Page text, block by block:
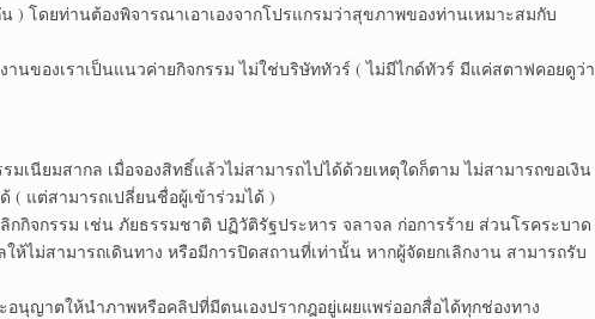
) โดยท่านต้องพิจารณาเอาเองจากโปรแกรมว่าสุขภาพของท่านเหมาะสมกับ
านของเราเป็นแนวค่ายกิจกรรม ไม่ใช่บริษัททัวร์ ( ไม่มีไกด์ทัวร์ มีแค่สตาฟคอยดูว่า
เนียมสากล เมื่อจองสิทธิ์แล้วไม่สามารถไปได้ด้วยเหตุใดก็ตาม ไม่สามารถขอเงิน
( แต่สามารถเปลี่ยนชื่อผู้เข้าร่วมได้ )
กกิจกรรม เช่น ภัยธรรมชาติ ปฏิวัติรัฐประหาร จลาจล ก่อการร้าย ส่วนโรคระบาด
ห้ไม่สามารถเดินทาง หรือมีการปิดสถานที่เท่านั้น หากผู้จัดยกเลิกงาน สามารถรับ
นุญาตให้นำภาพหรือคลิปที่มีตนเองปรากฎอยู่เผยแพร่ออกสื่อได้ทุกช่องทาง